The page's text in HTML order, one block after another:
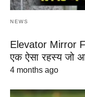
NEWS
Elevator Mirror
एक ऐसा रहस्य जो
4 months ago